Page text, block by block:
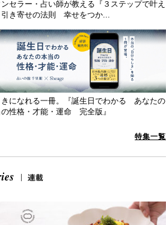
セラー・占い師が教える『３ステップで叶え
き寄せの法則 幸せをつか...
きになれる一冊。『誕生日でわかる あなたの
性格・才能・運命 完全版』
特集一覧